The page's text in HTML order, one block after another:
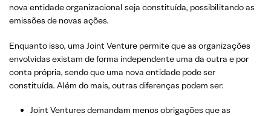
nova entidade organizacional seja constituída, possibilitando as
emissões de novas ações.
Enquanto isso, uma Joint Venture permite que as organizações
envolvidas existam de forma independente uma da outra e por
conta própria, sendo que uma nova entidade pode ser
constituída. Além do mais, outras diferenças podem ser:
Joint Ventures demandam menos obrigações que as